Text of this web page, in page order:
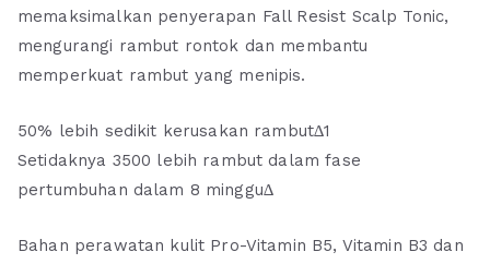
memaksimalkan penyerapan Fall Resist Scalp Tonic,
mengurangi rambut rontok dan membantu
memperkuat rambut yang menipis.
50% lebih sedikit kerusakan rambut∆1
Setidaknya 3500 lebih rambut dalam fase
pertumbuhan dalam 8 minggu∆
Bahan perawatan kulit Pro-Vitamin B5, Vitamin B3 dan